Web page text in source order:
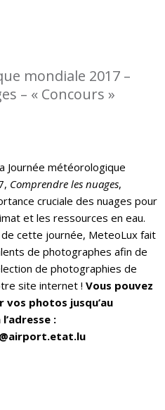
mondiale 2017 –
– « Concours »
Journée météorologique
Comprendre les nuages,
cruciale des nuages pour
et les ressources en eau.
de cette journée, MeteoLux fait
de photographes afin de
de photographies de
site internet ! Vous pouvez
vos photos jusqu’au
: